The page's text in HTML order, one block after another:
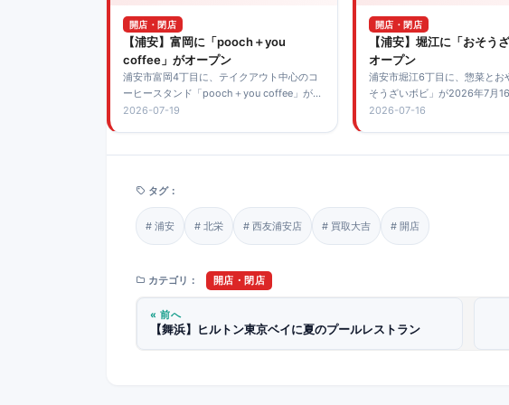
開店・閉店
【浦安】富岡に「pooch＋you
coffee」がオープン
浦安市富岡4丁目に、テイクアウト中心のコ
ーヒースタンド「pooch＋you coffee」が
2026年7月19日にオープンしました。手作り
2026-07-19
開店・閉店
【浦安】堀江に「おそう
オープン
浦安市堀江6丁目に、惣菜とお
そうざいボビ」が2026年7月
しました。営業時間や定休日、
2026-07-16
タグ：
浦安 北栄 西友浦安店 買取大吉 開店
カテゴリ： 開店・閉店
« 前へ
【舞浜】ヒルトン東京ベイに夏のプールレストラン